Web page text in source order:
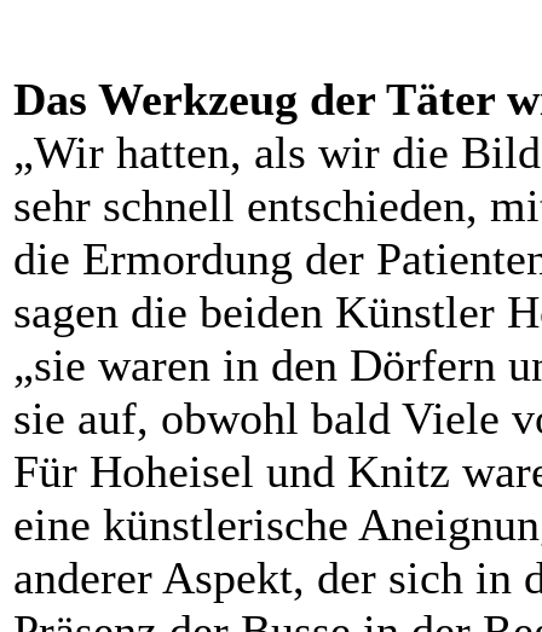
Das Werkzeug der Täter
„Wir hatten, als wir die
sehr schnell entschieden,
die Ermordung der
sagen die beiden Künstler
„sie waren in den Dörfern
sie auf, obwohl bald Viele
Für Hoheisel und Knitz
eine künstlerische
anderer Aspekt, der sich in